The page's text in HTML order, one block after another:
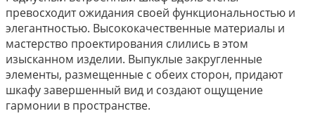
превосходит ожидания своей функциональностью и
элегантностью. Высококачественные материалы и
мастерство проектирования слились в этом
изысканном изделии. Выпуклые закругленные
элементы, размещенные с обеих сторон, придают
шкафу завершенный вид и создают ощущение
гармонии в пространстве.